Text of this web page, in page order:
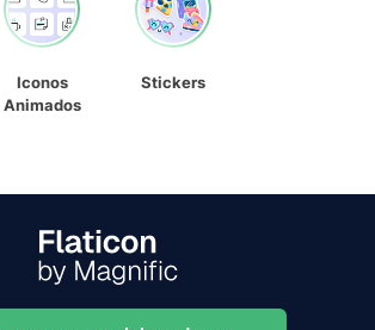
Iconos
Animados
Stickers